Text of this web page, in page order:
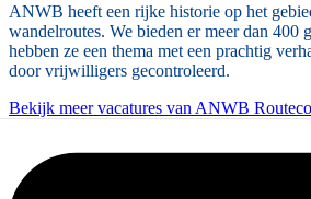
ANWB heeft een rijke historie op het
wandelroutes. We bieden er meer dan 400
hebben ze een thema met een prachtig
door vrijwilligers gecontroleerd.
Bekijk meer vacatures van ANWB